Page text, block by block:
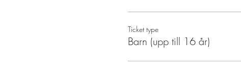
Ticket type
Barn (upp till 16 år)